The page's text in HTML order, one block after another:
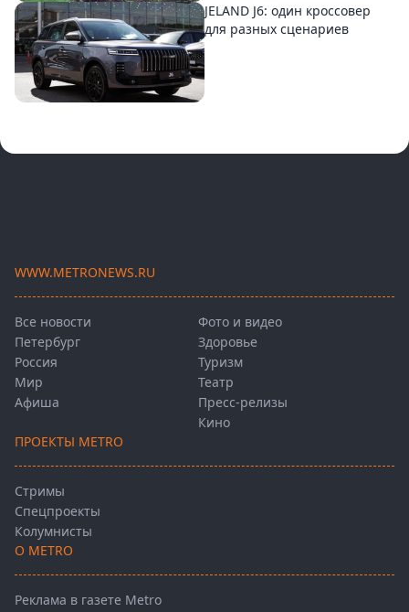
JELAND J6: один кроссовер
для разных сценариев
WWW.METRONEWS.RU
Все новости
Петербург
Россия
Мир
Афиша
Фото и видео
Здоровье
Туризм
Театр
Пресс-релизы
Кино
ПРОЕКТЫ METRO
Стримы
Спецпроекты
Колумнисты
О METRO
Реклама в газете Metro